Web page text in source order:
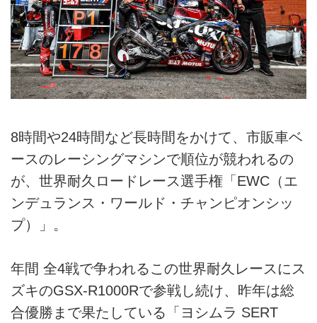
8時間や24時間など長時間をかけて、市販車ベ
ースのレーシングマシンで順位が競われるの
が、世界耐久ロードレース選手権「EWC（エ
ンデュランス・ワールド・チャンピオンシッ
プ）」。
年間 全4戦で争われるこの世界耐久レースにス
ズキのGSX-R1000Rで参戦し続け、昨年は総
合優勝まで果たしている「ヨシムラ SERT